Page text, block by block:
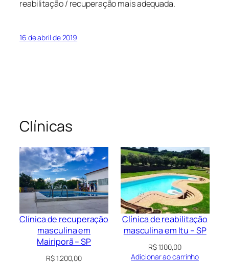
reabilitação / recuperação mais adequada.
16 de abril de 2019
Clínicas
Clínica de recuperação
masculina em
Mairiporã – SP
R$1.200,00
Clínica de reabilitação
masculina em Itu – SP
R$1.100,00
Adicionar ao carrinho